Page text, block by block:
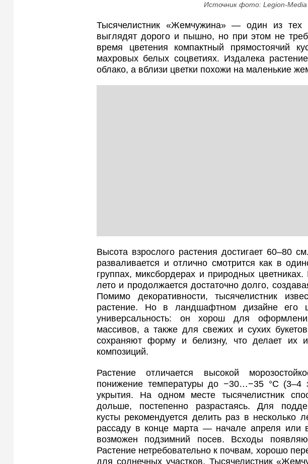
Источник фото: Legion-Media
Тысячелистник «Жемчужина» — один из тех
выглядят дорого и пышно, но при этом не
время цветения компактный прямостоячий
махровых белых соцветиях. Издалека
облако, а вблизи цветки похожи на маленькие
Высота взрослого растения достигает 60–80
разваливается и отлично смотрится как в
группах, миксбордерах и природных
лето и продолжается достаточно долго,
Помимо декоративности, тысячелистник
растение. Но в ландшафтном дизайне его
универсальность: он хорош для
массивов, а также для свежих и сухих
сохраняют форму и белизну, что делает их
композиций.
Растение отличается высокой
понижение температуры до −30…−35 °C (3–4
укрытия. На одном месте тысячелистник
дольше, постепенно разрастаясь. Для
кусты рекомендуется делить раз в несколько
рассаду в конце марта — начале апреля или
возможен подзимний посев. Всходы
Растение нетребовательно к почвам, хорошо
для солнечных участков. Тысячелистник